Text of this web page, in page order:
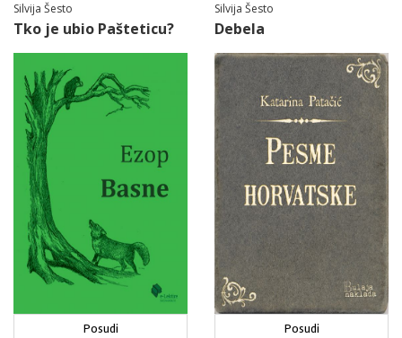
Silvija Šesto
Tko je ubio Pašteticu?
Silvija Šesto
Debela
Posudi
Posudi